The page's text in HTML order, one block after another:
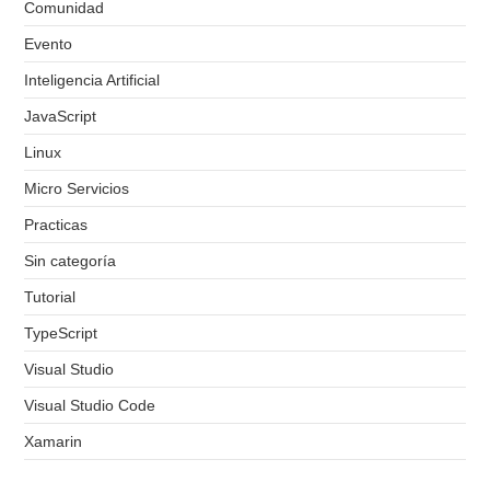
Comunidad
Evento
Inteligencia Artificial
JavaScript
Linux
Micro Servicios
Practicas
Sin categoría
Tutorial
TypeScript
Visual Studio
Visual Studio Code
Xamarin